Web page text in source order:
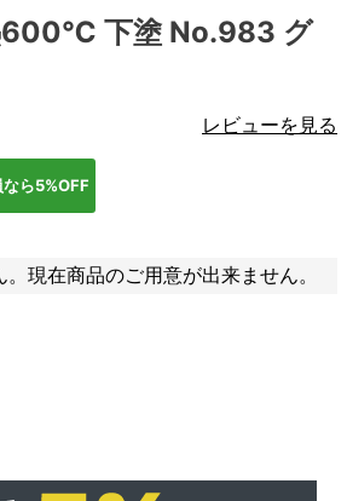
600℃ 下塗 No.983 グ
レビューを見る
ら5%OFF
現在商品のご用意が出来ません。